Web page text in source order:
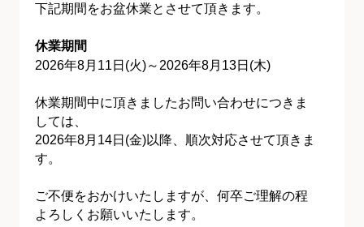
下記期間をお盆休業とさせて頂きます。
休業期間
2026年8月11日(火)～2026年8月13日(木)
休業期間中に頂きましたお問い合わせにつきま
しては、
2026年8月14日(金)以降、順次対応させて頂きま
す。
ご不便をおかけいたしますが、何卒ご理解の程
よろしくお願いいたします。